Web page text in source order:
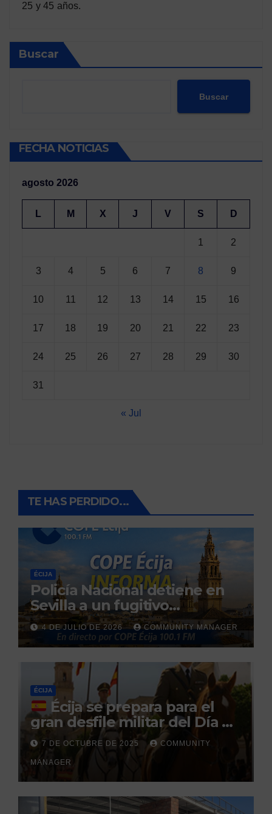
25 y 45 años.
Buscar
Buscar
FECHA NOTICIAS
agosto 2026
L M X J V S D
1 2
3 4 5 6 7 8 9
10 11 12 13 14 15 16
17 18 19 20 21 22 23
24 25 26 27 28 29 30
31
« Jul
TE HAS PERDIDO...
ÉCIJA
Policía Nacional detiene en
Sevilla a un fugitivo
reclamado por narcotráfico
tras no regresar a prisión
durante un permiso
penitenciario
4 DE JULIO DE 2026 COMMUNITY MANAGER
ÉCIJA
Écija se prepara para el
gran desfile militar del Día de
la Hispanidad organizado por
el Centro Militar de Cría
Caballar
7 DE OCTUBRE DE 2025 COMMUNITY
MANAGER